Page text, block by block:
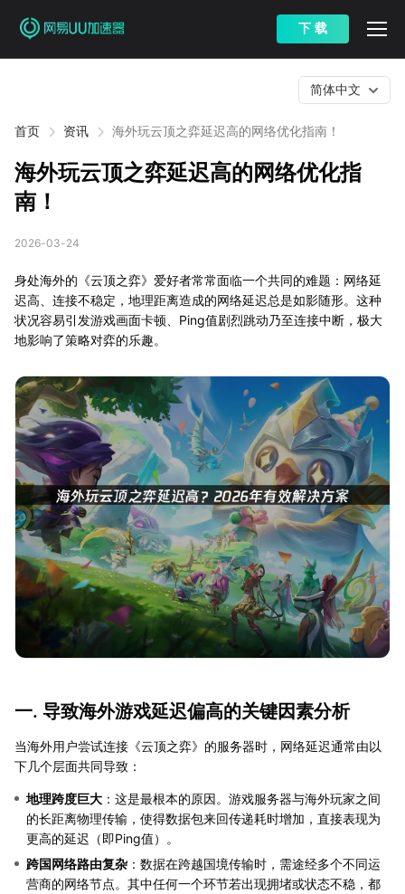
下 载
首页 资讯 海外玩云顶之弈延迟高的网络优化指南！
简体中文
海外玩云顶之弈延迟高的网络优化指
南！
2026-03-24
身处海外的《云顶之弈》爱好者常常面临一个共同的难题：网络延
迟高、连接不稳定，地理距离造成的网络延迟总是如影随形。这种
状况容易引发游戏画面卡顿、Ping值剧烈跳动乃至连接中断，极大
地影响了策略对弈的乐趣。
一. 导致海外游戏延迟偏高的关键因素分析
当海外用户尝试连接《云顶之弈》的服务器时，网络延迟通常由以
下几个层面共同导致：
地理跨度巨大 ：这是最根本的原因。游戏服务器与海外玩家之间
的长距离物理传输，使得数据包来回传递耗时增加，直接表现为
更高的延迟（即Ping值）。
跨国网络路由复杂 ：数据在跨越国境传输时，需途经多个不同运
营商的网络节点。其中任何一个环节若出现拥堵或状态不稳，都